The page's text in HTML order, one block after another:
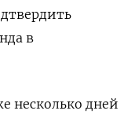
в
несколько дней